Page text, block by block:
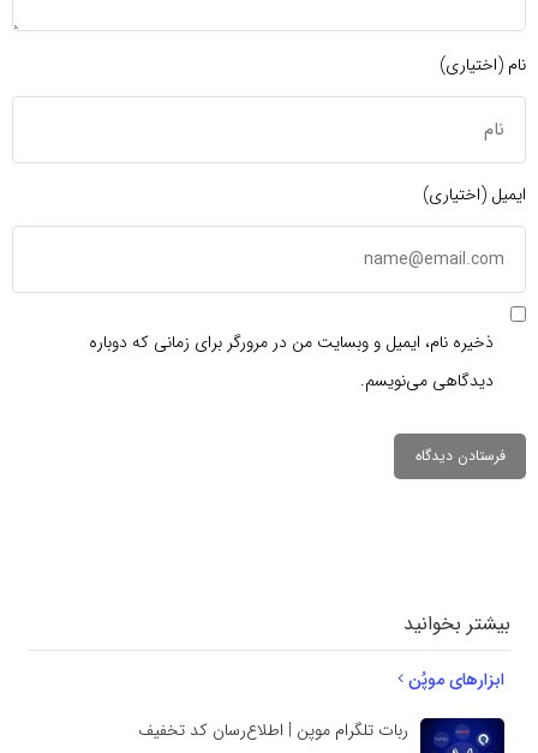
نام (اختیاری)
ایمیل (اختیاری)
ذخیره نام، ایمیل و وبسایت من در مرورگر برای زمانی که دوباره
دیدگاهی می‌نویسم.
بیشتر بخوانید
ابزارهای موپُن
ربات تلگرام موپن | اطلاع‌رسان کد تخفیف